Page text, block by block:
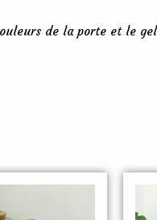
de la porte et le